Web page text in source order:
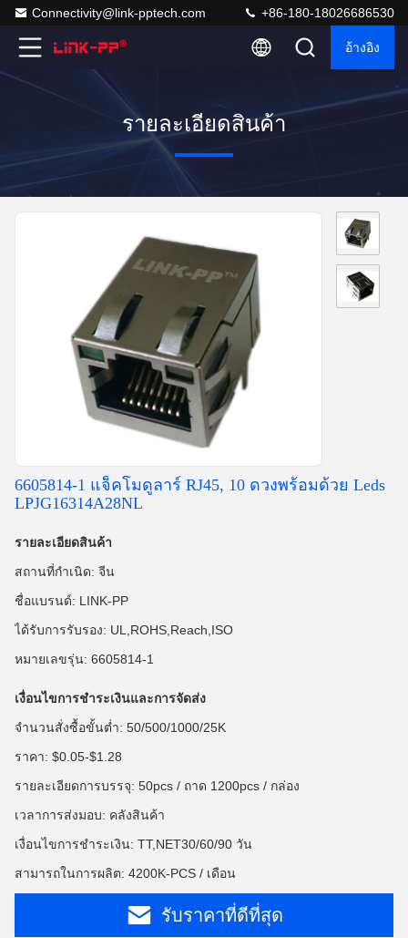
Connectivity@link-pptech.com +86-180-18026686530
อ้างอิง
รายละเอียดสินค้า
6605814-1 แจ็คโมดูลาร์ RJ45, 10 ดวงพร้อมด้วย Leds
LPJG16314A28NL
รายละเอียดสินค้า
สถานที่กำเนิด: จีน
ชื่อแบรนด์: LINK-PP
ได้รับการรับรอง: UL,ROHS,Reach,ISO
หมายเลขรุ่น: 6605814-1
เงื่อนไขการชำระเงินและการจัดส่ง
จำนวนสั่งซื้อขั้นต่ำ: 50/500/1000/25K
ราคา: $0.05-$1.28
รายละเอียดการบรรจุ: 50pcs / ถาด 1200pcs / กล่อง
เวลาการส่งมอบ: คลังสินค้า
เงื่อนไขการชำระเงิน: TT,NET30/60/90 วัน
สามารถในการผลิต: 4200K-PCS / เดือน
รับราคาที่ดีที่สุด